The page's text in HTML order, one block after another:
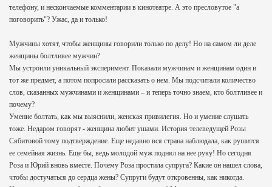
телефону, и нескончаемые комментарии в кинотеатре. А это пресловутое "а
поговорить"? Ужас, да и только!
Мужчины хотят, чтобы женщины говорили только по делу! Но на самом ли деле
женщины болтливее мужчин?
Мы устроили уникальный эксперимент. Показали мужчинам и женщинам один и
тот же предмет, а потом попросили рассказать о нем. Мы подсчитали количество
слов, сказанных мужчинами и женщинами – и теперь точно знаем, кто болтливее и
почему?
Умение болтать, как мы выяснили, женская привилегия. Но и умение слушать
тоже. Недаром говорят - женщина любит ушами. История телеведущей Розы
Сябитовой тому подтверждение. Еще недавно вся страна наблюдала, как рушится
ее семейная жизнь. Еще бы, ведь молодой муж поднял на нее руку! Но сегодня
Роза и Юрий вновь вместе. Почему Роза простила супруга? Какие он нашел слова,
чтобы достучаться до сердца жены? Супруги будут откровенны, как никогда.